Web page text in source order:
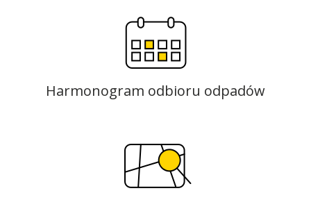
Harmonogram odbioru odpadów